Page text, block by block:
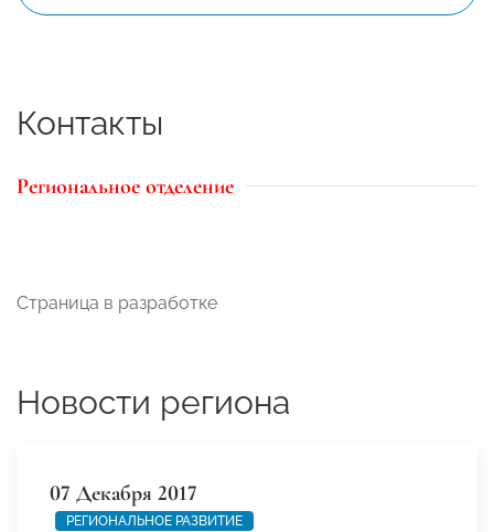
Контакты
Региональное отделение
Страница в разработке
Новости региона
07 Декабря 2017
РЕГИОНАЛЬНОЕ РАЗВИТИЕ